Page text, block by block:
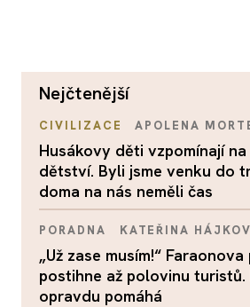
nejčtenější
CIVILIZACE APOLENA
Husákovy děti vzpomínají
dětství. Byli jsme venku do
doma na nás neměli čas
PORADNA KATEŘINA
„Už zase musím!“
postihne až polovinu
opravdu pomáhá